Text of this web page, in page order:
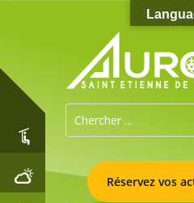
Réservez vos